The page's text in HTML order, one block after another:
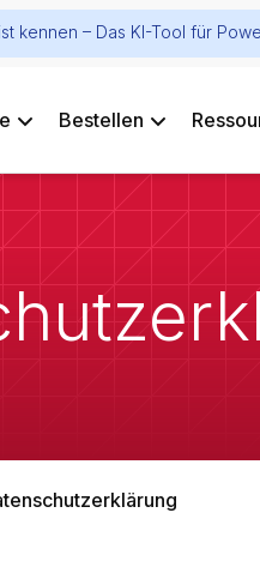
kennen – Das KI-Tool für
Bestellen